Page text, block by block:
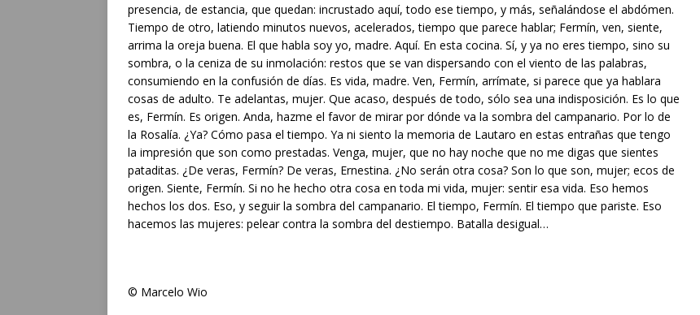
presencia, de estancia, que quedan: incrustado aquí, todo ese tiempo, y más, señalándose el abdómen.
Tiempo de otro, latiendo minutos nuevos, acelerados, tiempo que parece hablar; Fermín, ven, siente,
arrima la oreja buena. El que habla soy yo, madre. Aquí. En esta cocina. Sí, y ya no eres tiempo, sino su
sombra, o la ceniza de su inmolación: restos que se van dispersando con el viento de las palabras,
consumiendo en la confusión de días. Es vida, madre. Ven, Fermín, arrímate, si parece que ya hablara
cosas de adulto. Te adelantas, mujer. Que acaso, después de todo, sólo sea una indisposición. Es lo que
es, Fermín. Es origen. Anda, hazme el favor de mirar por dónde va la sombra del campanario. Por lo de
la Rosalía. ¿Ya? Cómo pasa el tiempo. Ya ni siento la memoria de Lautaro en estas entrañas que tengo
la impresión que son como prestadas. Venga, mujer, que no hay noche que no me digas que sientes
pataditas. ¿De veras, Fermín? De veras, Ernestina. ¿No serán otra cosa? Son lo que son, mujer; ecos de
origen. Siente, Fermín. Si no he hecho otra cosa en toda mi vida, mujer: sentir esa vida. Eso hemos
hechos los dos. Eso, y seguir la sombra del campanario. El tiempo, Fermín. El tiempo que pariste. Eso
hacemos las mujeres: pelear contra la sombra del destiempo. Batalla desigual…
© Marcelo Wio